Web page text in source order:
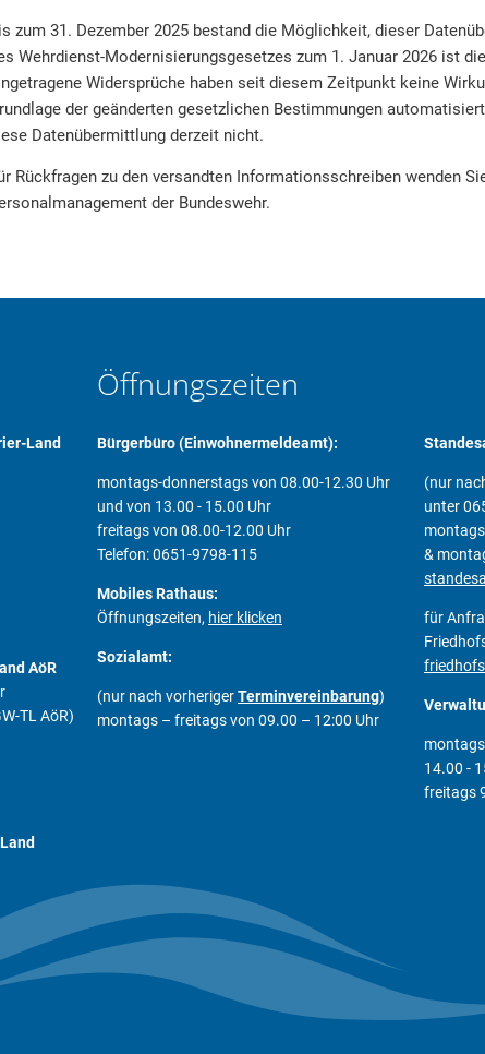
zum 31. Dezember 2025 bestand die Möglichkeit, dieser
Wehrdienst-Modernisierungsgesetzes zum 1. Januar 2026 ist
Widersprüche haben seit diesem Zeitpunkt keine
der geänderten gesetzlichen Bestimmungen
Datenübermittlung derzeit nicht.
Rückfragen zu den versandten Informationsschreiben wenden
der Bundeswehr.
Land
AöR
TL AöR)
Öffnungszeiten
Bürgerbüro (Einwohnermeldeamt):
montags-donnerstags von 08.00-12.30 Uhr
und von 13.00 - 15.00 Uhr
freitags von 08.00-12.00 Uhr
Telefon: 0651-9798-115
Mobiles Rathaus:
Öffnungszeiten, hier klicken
Sozialamt:
(nur nach vorherigerTerminvereinbarung)
montags – freitags von 09.00 – 12:00 Uhr
(nur
unter
&
für
14.00 -
freitags